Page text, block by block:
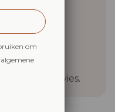
helpen.
advies.
om